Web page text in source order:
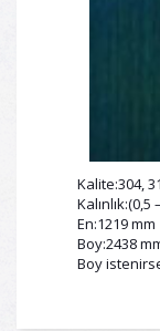
Kalite:304,
Kalınlık:(0,5
En:1219 mm
Boy:2438
Boy